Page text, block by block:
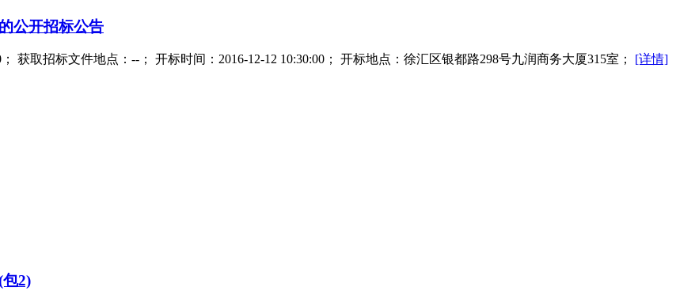
公开招标公告
获取招标文件地点：--； 开标时间：2016-12-12 10:30:00； 开标地点：徐汇区银都路298号九润商务大厦315室； [详情]
2)